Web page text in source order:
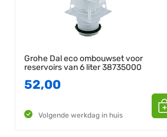
Grohe Dal eco ombouwset voor
reservoirs van 6 liter 38735000
52,00
Volgende werkdag in huis